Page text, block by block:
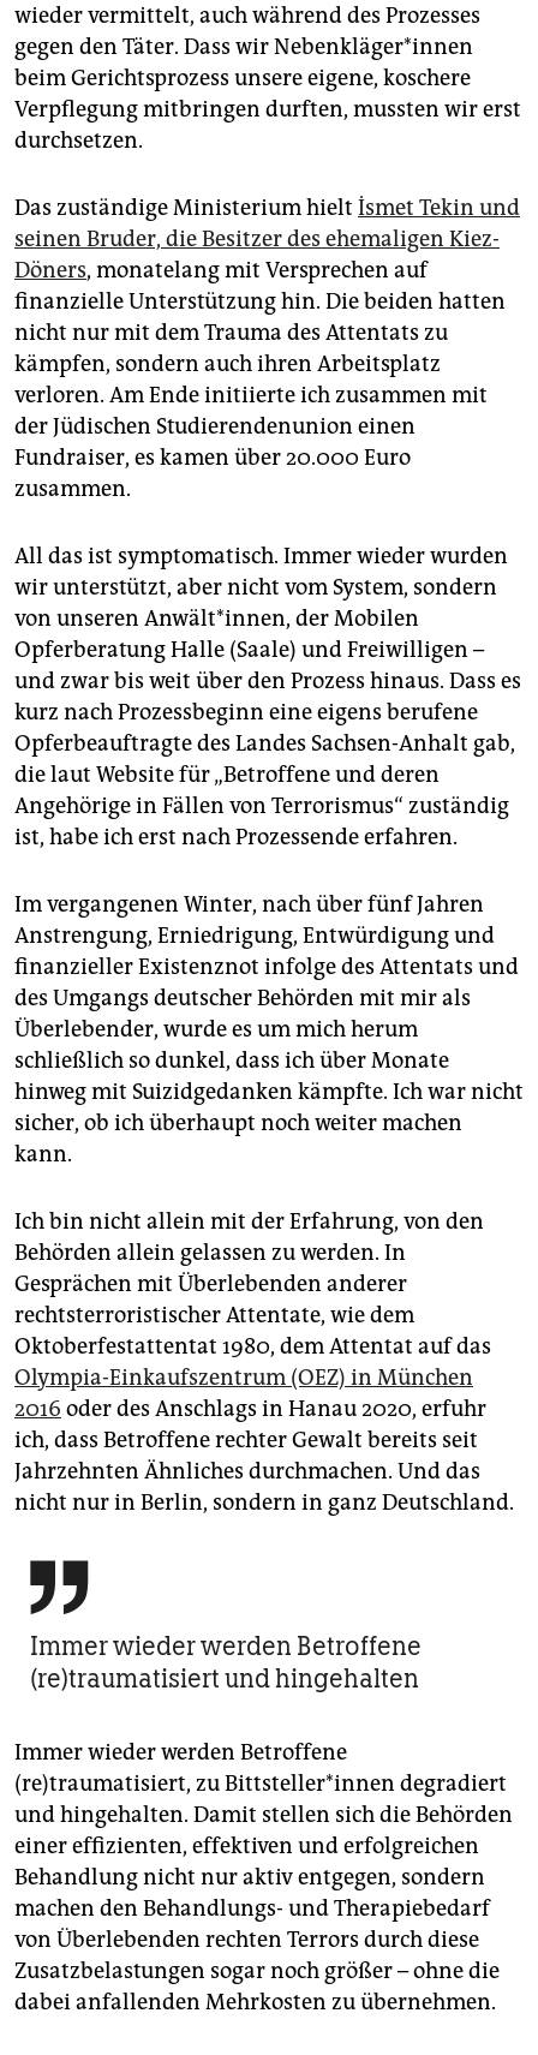
wieder vermittelt, auch während des Prozesses
gegen den Täter. Dass wir Nebenkläger*innen
beim Gerichtsprozess unsere eigene, koschere
Verpflegung mitbringen durften, mussten wir erst
durchsetzen.
Das zuständige Ministerium hielt İsmet Tekin und
seinen Bruder, die Besitzer des ehemaligen Kiez-
Döners, monatelang mit Versprechen auf
finanzielle Unterstützung hin. Die beiden hatten
nicht nur mit dem Trauma des Attentats zu
kämpfen, sondern auch ihren Arbeitsplatz
verloren. Am Ende initiierte ich zusammen mit
der Jüdischen Studierendenunion einen
Fundraiser, es kamen über 20.000 Euro
zusammen.
All das ist symptomatisch. Immer wieder wurden
wir unterstützt, aber nicht vom System, sondern
von unseren Anwält*innen, der Mobilen
Opferberatung Halle (Saale) und Freiwilligen –
und zwar bis weit über den Prozess hinaus. Dass es
kurz nach Prozessbeginn eine eigens berufene
Opferbeauftragte des Landes Sachsen-Anhalt gab,
die laut Website für „Betroffene und deren
Angehörige in Fällen von Terrorismus“ zuständig
ist, habe ich erst nach Prozessende erfahren.
Im vergangenen Winter, nach über fünf Jahren
Anstrengung, Erniedrigung, Entwürdigung und
finanzieller Existenznot infolge des Attentats und
des Umgangs deutscher Behörden mit mir als
Überlebender, wurde es um mich herum
schließlich so dunkel, dass ich über Monate
hinweg mit Suizidgedanken kämpfte. Ich war nicht
sicher, ob ich überhaupt noch weiter machen
kann.
Ich bin nicht allein mit der Erfahrung, von den
Behörden allein gelassen zu werden. In
Gesprächen mit Überlebenden anderer
rechtsterroristischer Attentate, wie dem
Oktoberfestattentat 1980, dem Attentat auf das
Olympia-Einkaufszentrum (OEZ) in München
2016 oder des Anschlags in Hanau 2020, erfuhr
ich, dass Betroffene rechter Gewalt bereits seit
Jahrzehnten Ähnliches durchmachen. Und das
nicht nur in Berlin, sondern in ganz Deutschland.

Immer wieder werden Betroffene
(re)traumatisiert und hingehalten
Immer wieder werden Betroffene
(re)traumatisiert, zu Bittsteller*innen degradiert
und hingehalten. Damit stellen sich die Behörden
einer effizienten, effektiven und erfolgreichen
Behandlung nicht nur aktiv entgegen, sondern
machen den Behandlungs- und Therapiebedarf
von Überlebenden rechten Terrors durch diese
Zusatzbelastungen sogar noch größer – ohne die
dabei anfallenden Mehrkosten zu übernehmen.